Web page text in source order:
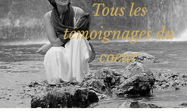
Tous les
témoignages du
coeur